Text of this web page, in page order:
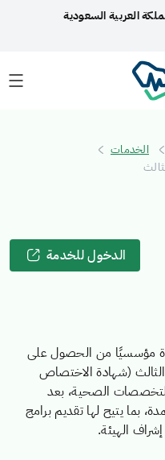
العربية السعودية
الخدمات
الدخول للخدمة
مؤسسيًا من الحصول على
(شهادة الاختصاص
الصحية، بعد
بما يتيح لها تقديم برامج
الهيئة.